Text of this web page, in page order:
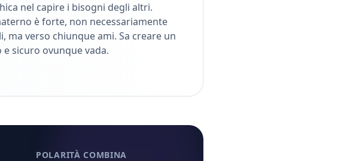
nel capire i bisogni degli altri.
è forte, non necessariamente
ma verso chiunque ami. Sa creare un
e sicuro ovunque vada.
POLARITÀ COMBINA